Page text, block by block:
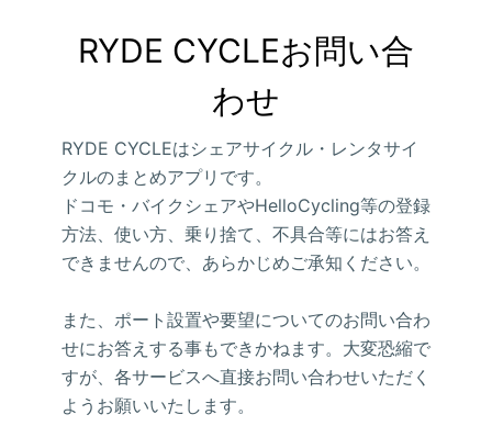
RYDE CYCLEお問い合
わせ
RYDE CYCLEはシェアサイクル・レンタサイ
クルのまとめアプリです。
ドコモ・バイクシェアやHelloCycling等の登録
方法、使い方、乗り捨て、不具合等にはお答え
できませんので、あらかじめご承知ください。
また、ポート設置や要望についてのお問い合わ
せにお答えする事もできかねます。大変恐縮で
すが、各サービスへ直接お問い合わせいただく
ようお願いいたします。